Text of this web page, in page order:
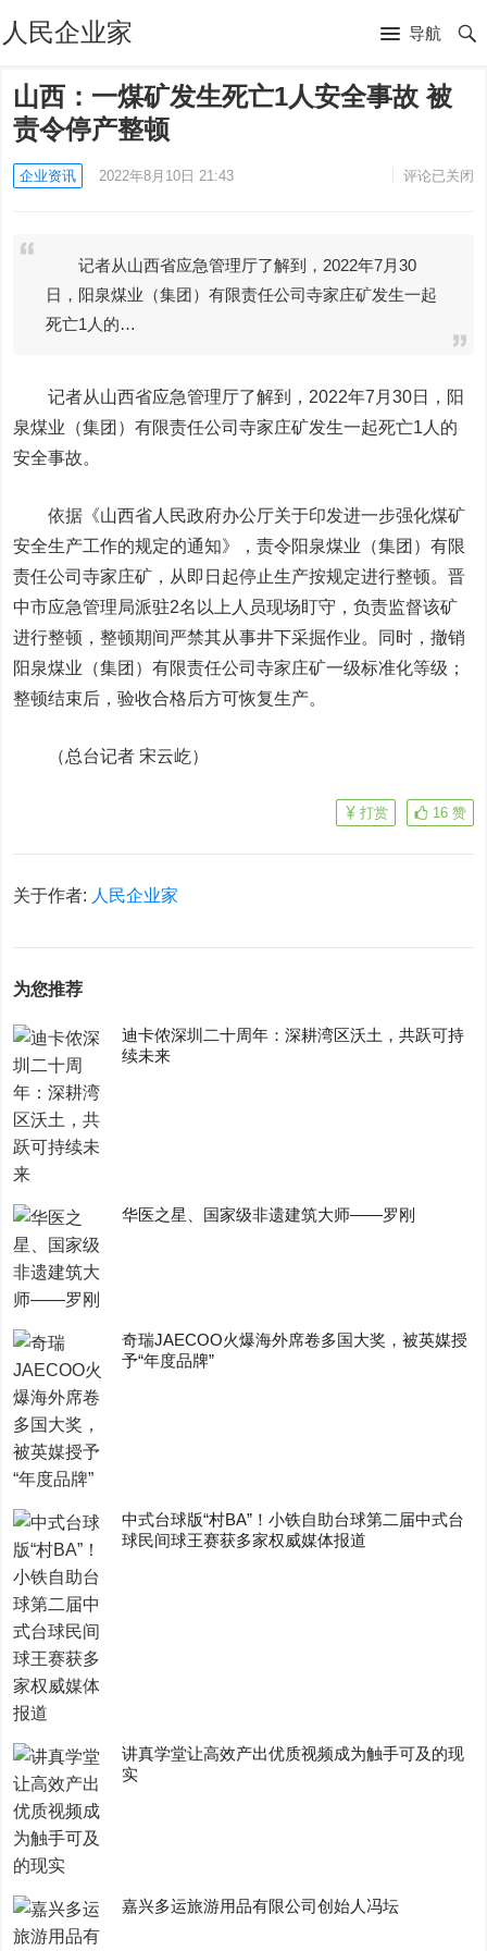
人民企业家 导航
山西：一煤矿发生死亡1人安全事故 被
责令停产整顿
企业资讯 2022年8月10日 21:43 评论已关闭
记者从山西省应急管理厅了解到，2022年7月30
日，阳泉煤业（集团）有限责任公司寺家庄矿发生一起
死亡1人的…
记者从山西省应急管理厅了解到，2022年7月30日，阳
泉煤业（集团）有限责任公司寺家庄矿发生一起死亡1人的
安全事故。
依据《山西省人民政府办公厅关于印发进一步强化煤矿
安全生产工作的规定的通知》，责令阳泉煤业（集团）有限
责任公司寺家庄矿，从即日起停止生产按规定进行整顿。晋
中市应急管理局派驻2名以上人员现场盯守，负责监督该矿
进行整顿，整顿期间严禁其从事井下采掘作业。同时，撤销
阳泉煤业（集团）有限责任公司寺家庄矿一级标准化等级；
整顿结束后，验收合格后方可恢复生产。
（总台记者 宋云屹）
16 赞
打赏
关于作者: 人民企业家
为您推荐
迪卡侬深圳二十周年：深耕湾区沃土，共跃可持
续未来
华医之星、国家级非遗建筑大师——罗刚
奇瑞JAECOO火爆海外席卷多国大奖，被英媒授
予“年度品牌”
中式台球版“村BA”！小铁自助台球第二届中式台
球民间球王赛获多家权威媒体报道
讲真学堂让高效产出优质视频成为触手可及的现
实
嘉兴多运旅游用品有限公司创始人冯坛